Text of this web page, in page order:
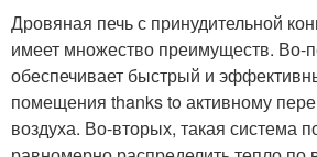
Дровяная печь с принудительной
имеет множество преимуществ. Во-
обеспечивает быстрый и
помещения thanks to активному
воздуха. Во-вторых, такая система